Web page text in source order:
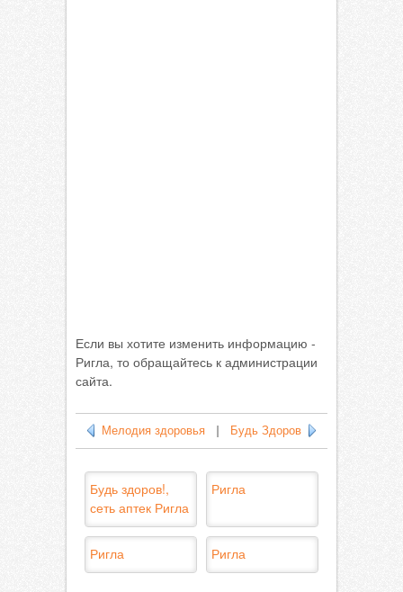
Если вы хотите изменить информацию -
Ригла, то обращайтесь к администрации
сайта.
Мелодия здоровья Будь Здоров
Будь здоров!,
сеть аптек Ригла
Ригла
Ригла Ригла